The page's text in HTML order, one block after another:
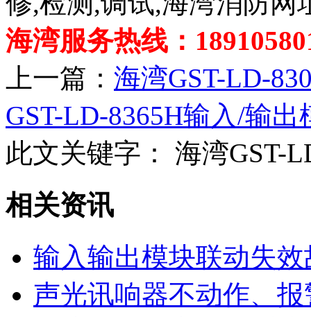
海湾服务热线：
上一篇： 海湾GST-LD-
GST-LD-8365H输入/输出
此文关键字：
海湾GST-
相关资讯
输入输出模块联动失效
声光讯响器不动作、